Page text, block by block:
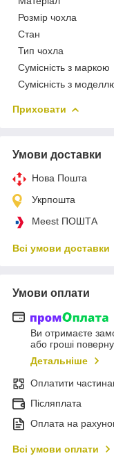
Розмір чохла
Стан
Тип чохла
Сумісність з маркою
Сумісність з
Приховати
Умови доставки
Нова Пошта
Укрпошта
Meest ПОШТА
Всі умови доставки
Умови оплати
Ви отримаєте
або гроші
Детальніше
Оплатити
Післяплата
Оплата на
Всі умови оплати